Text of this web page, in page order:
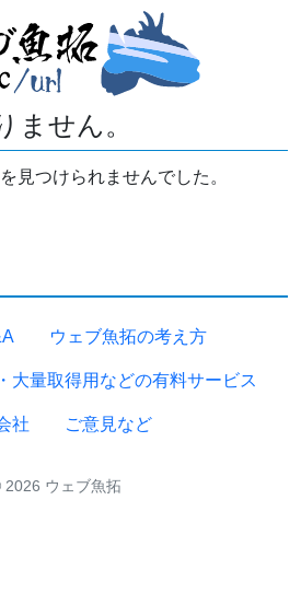
ません。
見つけられませんでした。
ウェブ魚拓の考え方
大量取得用などの有料サービス
社 ご意見など
2026 ウェブ魚拓